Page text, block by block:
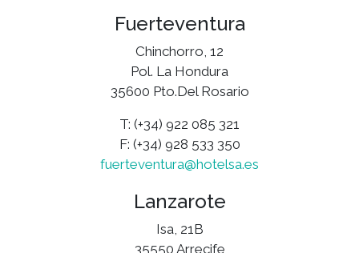
Fuerteventura
Chinchorro, 12
Pol. La Hondura
35600 Pto.Del Rosario
T: (+34) 922 085 321
F: (+34) 928 533 350
fuerteventura@hotelsa.es
Lanzarote
Isa, 21B
35550 Arrecife